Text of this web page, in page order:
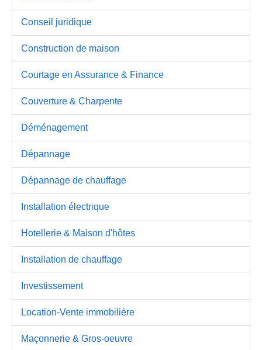
Conseil juridique
Construction de maison
Courtage en Assurance & Finance
Couverture & Charpente
Déménagement
Dépannage
Dépannage de chauffage
Installation électrique
Hotellerie & Maison d'hôtes
Installation de chauffage
Investissement
Location-Vente immobilière
Maçonnerie & Gros-oeuvre